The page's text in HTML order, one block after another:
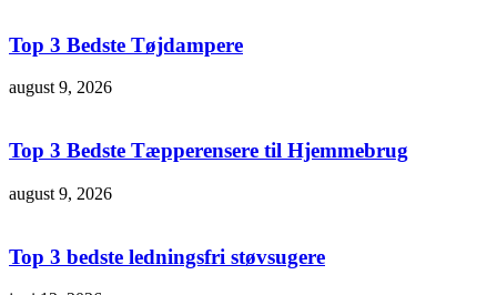
Top 3 Bedste Tøjdampere
august 9, 2026
Top 3 Bedste Tæpperensere til Hjemmebrug
august 9, 2026
Top 3 bedste ledningsfri støvsugere